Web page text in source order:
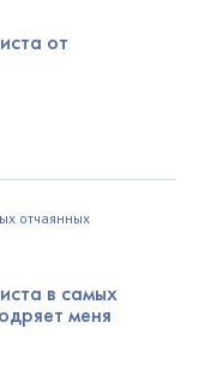
от
в самых
меня